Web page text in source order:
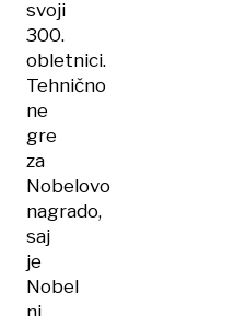
svoji
300.
obletnici.
Tehnično
ne
gre
za
Nobelovo
nagrado,
saj
je
Nobel
ni